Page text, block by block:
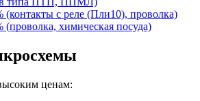
с реле (Пли10), проволка)
химическая посуда)
ценам: